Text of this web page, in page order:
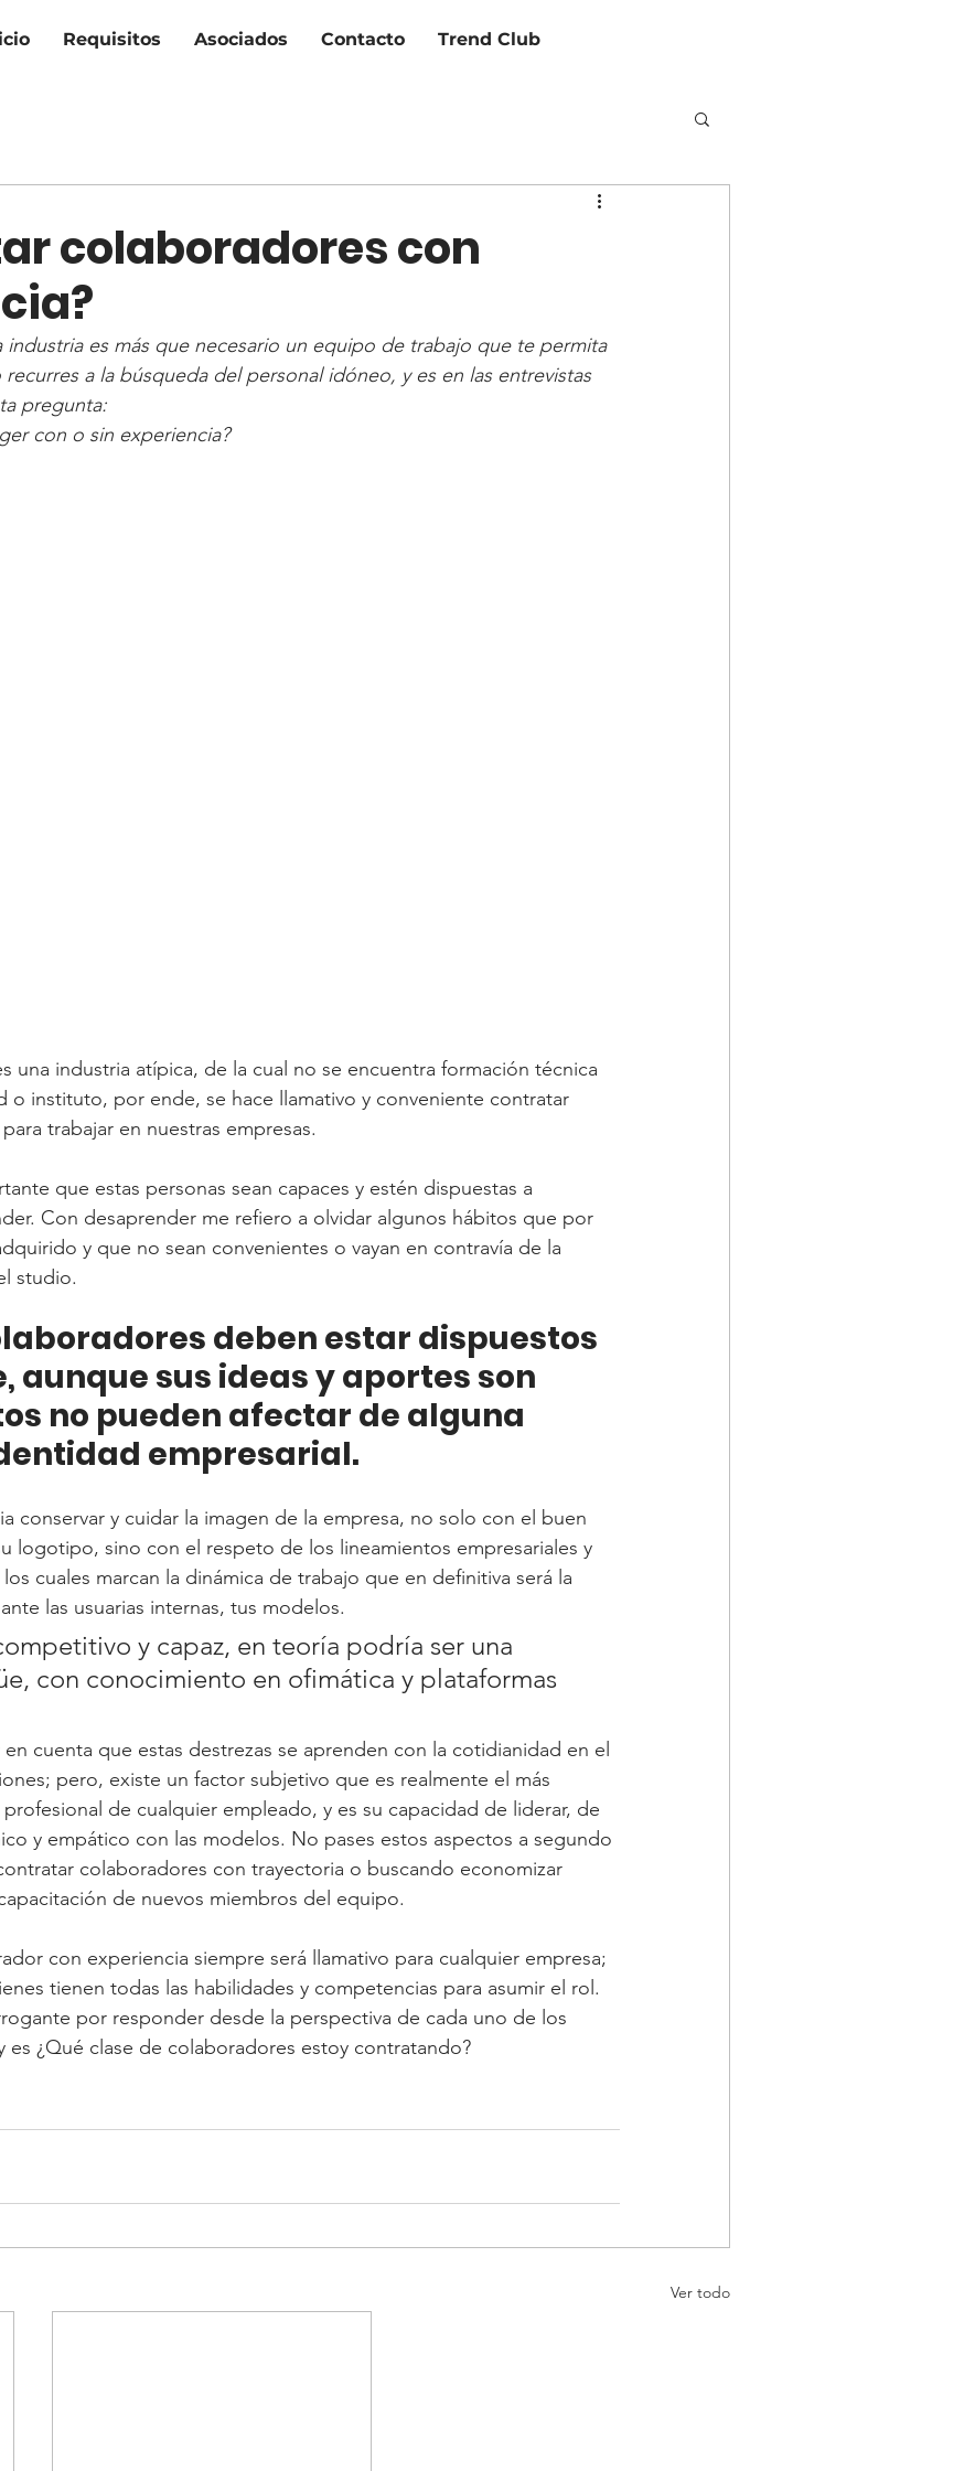
Requisitos Asociados Contacto Trend Club
colaboradores con
industria es más que necesario un equipo de trabajo que te permita
recurres a la búsqueda del personal idóneo, y es en las entrevistas
pregunta:
con o sin experiencia?
una industria atípica, de la cual no se encuentra formación técnica
o instituto, por ende, se hace llamativo y conveniente contratar
trabajar en nuestras empresas.
que estas personas sean capaces y estén dispuestas a
Con desaprender me refiero a olvidar algunos hábitos que por
y que no sean convenientes o vayan en contravía de la
studio.
deben estar dispuestos
aunque sus ideas y aportes son
no pueden afectar de alguna
empresarial.
conservar y cuidar la imagen de la empresa, no solo con el buen
logotipo, sino con el respeto de los lineamientos empresariales y
cuales marcan la dinámica de trabajo que en definitiva será la
las usuarias internas, tus modelos.
y capaz, en teoría podría ser una
con conocimiento en ofimática y plataformas
cuenta que estas destrezas se aprenden con la cotidianidad en el
pero, existe un factor subjetivo que es realmente el más
de cualquier empleado, y es su capacidad de liderar, de
y empático con las modelos. No pases estos aspectos a segundo
colaboradores con trayectoria o buscando economizar
de nuevos miembros del equipo.
con experiencia siempre será llamativo para cualquier empresa;
tienen todas las habilidades y competencias para asumir el rol.
por responder desde la perspectiva de cada uno de los
es ¿Qué clase de colaboradores estoy contratando?
Ver todo